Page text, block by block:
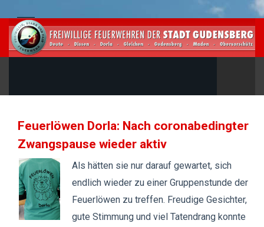
Feuerlöwen Dorla: Nach coronabedingter
Zwangspause wieder aktiv
Als hätten sie nur darauf gewartet, sich
endlich wieder zu einer Gruppenstunde der
Feuerlöwen zu treffen. Freudige Gesichter,
gute Stimmung und viel Tatendrang konnte